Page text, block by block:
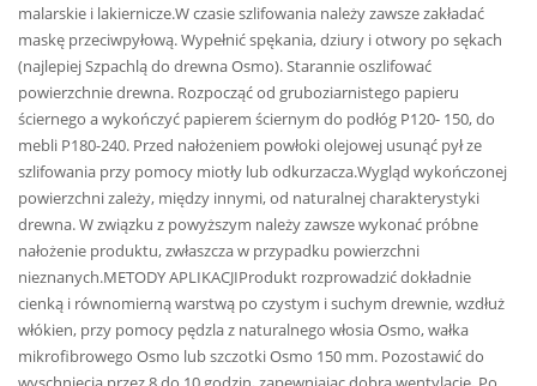
malarskie i lakiernicze.W czasie szlifowania należy zawsze zakładać
maskę przeciwpyłową. Wypełnić spękania, dziury i otwory po sękach
(najlepiej Szpachlą do drewna Osmo). Starannie oszlifować
powierzchnie drewna. Rozpocząć od gruboziarnistego papieru
ściernego a wykończyć papierem ściernym do podłóg P120- 150, do
mebli P180-240. Przed nałożeniem powłoki olejowej usunąć pył ze
szlifowania przy pomocy miotły lub odkurzacza.Wygląd wykończonej
powierzchni zależy, między innymi, od naturalnej charakterystyki
drewna. W związku z powyższym należy zawsze wykonać próbne
nałożenie produktu, zwłaszcza w przypadku powierzchni
nieznanych.METODY APLIKACJIProdukt rozprowadzić dokładnie
cienką i równomierną warstwą po czystym i suchym drewnie, wzdłuż
włókien, przy pomocy pędzla z naturalnego włosia Osmo, wałka
mikrofibrowego Osmo lub szczotki Osmo 150 mm. Pozostawić do